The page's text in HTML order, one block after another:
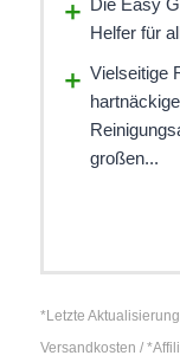
Die Easy
Helfer für
Vielseitige
großen...
*Letzte
Versandkosten /